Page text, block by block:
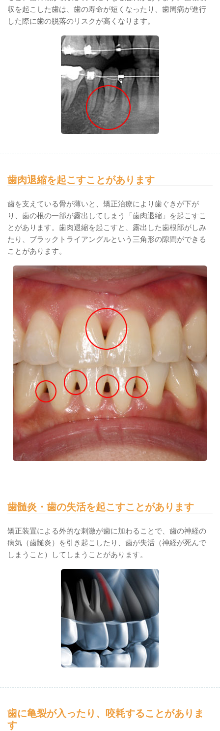
収を起こした歯は、歯の寿命が短くなったり、歯周病が進行
した際に歯の脱落のリスクが高くなります。
歯肉退縮を起こすことがあります
歯を支えている骨が薄いと、矯正治療により歯ぐきが下が
り、歯の根の一部が露出してしまう「歯肉退縮」を起こすこ
とがあります。歯肉退縮を起こすと、露出した歯根部がしみ
たり、ブラックトライアングルという三角形の隙間ができる
ことがあります。
歯髄炎・歯の失活を起こすことがあります
矯正装置による外的な刺激が歯に加わることで、歯の神経の
病気（歯髄炎）を引き起こしたり、歯が失活（神経が死んで
しまうこと）してしまうことがあります。
歯に亀裂が入ったり、咬耗することがありま
す